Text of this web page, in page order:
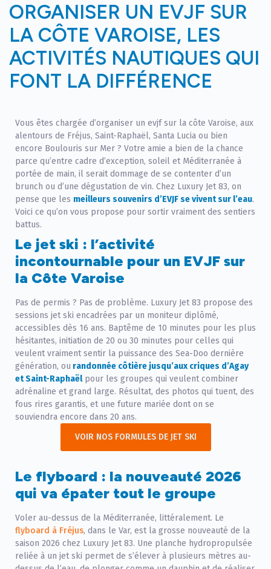
ORGANISER UN EVJF SUR
LA CÔTE VAROISE, LES
ACTIVITÉS NAUTIQUES QUI
FONT LA DIFFÉRENCE
Vous êtes chargée d’organiser un evjf sur la côte Varoise, aux
alentours de Fréjus, Saint-Raphaël, Santa Lucia ou bien
encore Boulouris sur Mer ? Votre amie a bien de la chance
parce qu’entre cadre d’exception, soleil et Méditerranée à
portée de main, il serait dommage de se contenter d’un
brunch ou d’une dégustation de vin. Chez Luxury Jet 83, on
pense que les meilleurs souvenirs d’EVJF se vivent sur l’eau.
Voici ce qu’on vous propose pour sortir vraiment des sentiers
battus.
Le jet ski : l’activité
incontournable pour un EVJF sur
la Côte Varoise
Pas de permis ? Pas de problème. Luxury Jet 83 propose des
sessions jet ski encadrées par un moniteur diplômé,
accessibles dès 16 ans. Baptême de 10 minutes pour les plus
hésitantes, initiation de 20 ou 30 minutes pour celles qui
veulent vraiment sentir la puissance des Sea-Doo dernière
génération, ou randonnée côtière jusqu’aux criques d’Agay
et Saint-Raphaëlpour les groupes qui veulent combiner
adrénaline et grand large. Résultat, des photos qui tuent, des
fous rires garantis, et une future mariée dont on se
souviendra encore dans 20 ans.
VOIR NOS FORMULES DE JET SKI
Le flyboard : la nouveauté 2026
qui va épater tout le groupe
Voler au-dessus de la Méditerranée, littéralement. Le
flyboard à Fréjus, dans le Var, est la grosse nouveauté de la
saison 2026 chez Luxury Jet 83. Une planche hydropropulsée
reliée à un jet ski permet de s’élever à plusieurs mètres au-